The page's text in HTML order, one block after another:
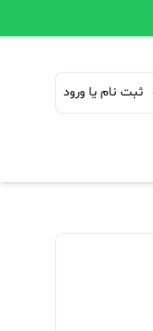
ثبت نام یا ورود